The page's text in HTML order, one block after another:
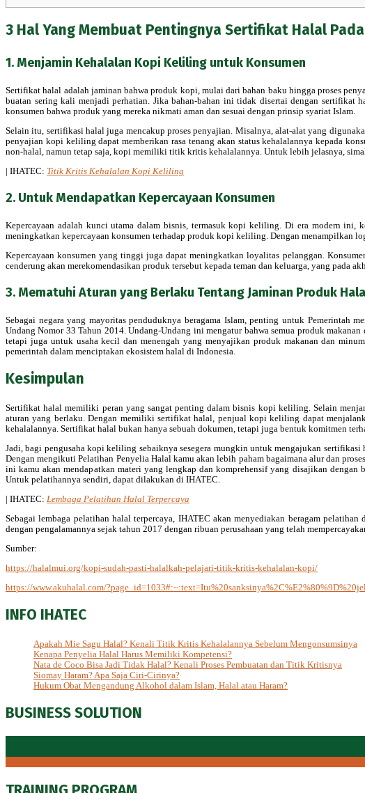
3 Hal Yang Membuat Pentingnya Sertifikat Halal
1. Menjamin Kehalalan Kopi Keliling untuk Konsumen
Sertifikat halal adalah jaminan bahwa produk kopi, mulai dari bahan baku hingga proses
buatan sering kali menjadi perhatian. Jika bahan-bahan ini tidak disertai dengan sertifikat
konsumen bahwa produk yang mereka nikmati aman dan sesuai dengan prinsip syariat Islam.
Selain itu, sertifikasi halal juga mencakup proses penyajian. Misalnya, alat-alat yang
penyajian kopi keliling dapat memberikan rasa tenang akan status kehalalannya kepada
non-halal, namun tetap saja, kopi memiliki titik kritis kehalalannya. Untuk lebih jelasnya,
| IHATEC: Titik Kritis Kehalalan Kopi Keliling
2. Untuk Mendapatkan Kepercayaan Konsumen
Kepercayaan adalah kunci utama dalam bisnis, termasuk kopi keliling. Di era modern
meningkatkan kepercayaan konsumen terhadap produk kopi keliling. Dengan menampilkan
Kepercayaan konsumen yang tinggi juga dapat meningkatkan loyalitas pelanggan.
cenderung akan merekomendasikan produk tersebut kepada teman dan keluarga, yang pada
3. Mematuhi Aturan yang Berlaku Tentang Jaminan Produk
Sebagai negara yang mayoritas penduduknya beragama Islam, penting untuk Pemerintah
Undang Nomor 33 Tahun 2014. Undang-Undang ini mengatur bahwa semua produk
tetapi juga untuk usaha kecil dan menengah yang menyajikan produk makanan dan
pemerintah dalam menciptakan ekosistem halal di Indonesia.
Kesimpulan
Sertifikat halal memiliki peran yang sangat penting dalam bisnis kopi keliling. Selain
aturan yang berlaku. Dengan memiliki sertifikat halal, penjual kopi keliling dapat
kehalalannya. Sertifikat halal bukan hanya sebuah dokumen, tetapi juga bentuk komitmen
Jadi, bagi pengusaha kopi keliling sebaiknya sesegera mungkin untuk mengajukan
Dengan mengikuti Pelatihan Penyelia Halal kamu akan lebih paham bagaimana alur dan
ini kamu akan mendapatkan materi yang lengkap dan komprehensif yang disajikan dengan
Untuk pelatihannya sendiri, dapat dilakukan di IHATEC.
| IHATEC: Lembaga Pelatihan Halal Terpercaya
Sebagai lembaga pelatihan halal terpercaya, IHATEC akan menyediakan beragam
dengan pengalamannya sejak tahun 2017 dengan ribuan perusahaan yang telah
Sumber:
https://halalmui.org/kopi-sudah-pasti-halalkah-pelajari-titik-kritis-kehalalan-kopi/
https://www.akuhalal.com/
INFO IHATEC
Apakah Mie Sagu Halal? Kenali Titik Kritis Kehalalannya Sebelum Mengonsumsinya
Kenapa Penyelia Halal Harus Memiliki Kompetensi?
Nata de Coco Bisa Jadi Tidak Halal? Kenali Proses Pembuatan dan Titik Kritisnya
Siomay Haram? Apa Saja Ciri-Cirinya?
Hukum Obat Mengandung Alkohol dalam Islam, Halal atau Haram?
BUSINESS SOLUTION